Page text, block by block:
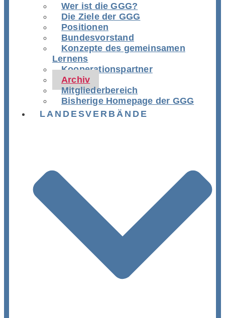
Wer ist die GGG?
Die Ziele der GGG
Positionen
Bundesvorstand
Konzepte des gemeinsamen
Lernens
Kooperationspartner
Archiv
Mitgliederbereich
Bisherige Homepage der GGG
LANDESVERBÄNDE